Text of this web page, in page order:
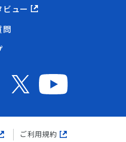
ュー
問
ご利用規約